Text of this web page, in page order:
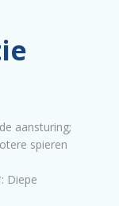
aansturing;
spieren
Diepe